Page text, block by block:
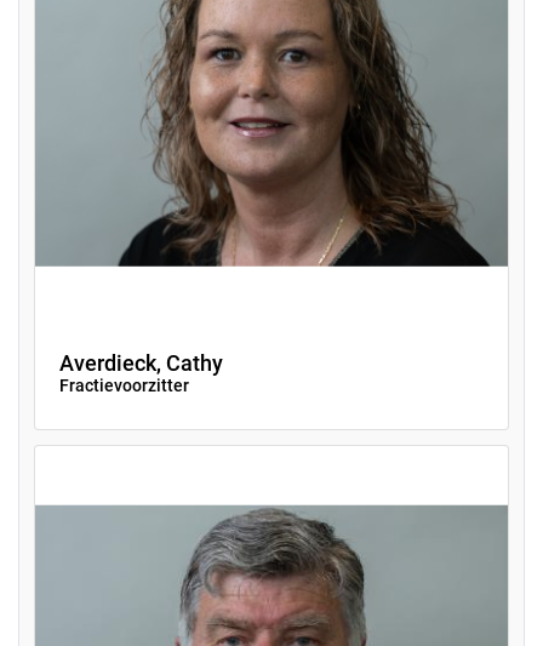
Averdieck, Cathy
Fractievoorzitter